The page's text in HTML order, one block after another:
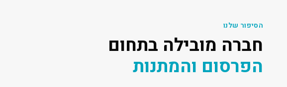
הסיפור שלנו
חברה מובילה בתחום
הפרסום והמתנות